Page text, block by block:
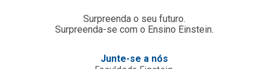
Surpreenda o seu futuro.
Surpreenda-se com o Ensino Einstein.
Junte-se a nós